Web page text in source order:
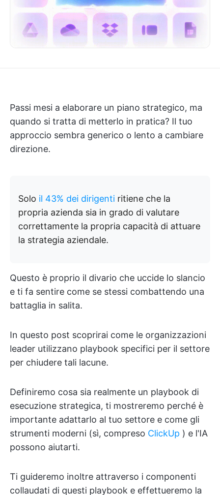
Passi mesi a elaborare un piano strategico, ma
quando si tratta di metterlo in pratica? Il tuo
approccio sembra generico o lento a cambiare
direzione.
Solo il 43% dei dirigenti ritiene che la
propria azienda sia in grado di valutare
correttamente la propria capacità di attuare
la strategia aziendale.
Questo è proprio il divario che uccide lo slancio
e ti fa sentire come se stessi combattendo una
battaglia in salita.
In questo post scoprirai come le organizzazioni
leader utilizzano playbook specifici per il settore
per chiudere tali lacune.
Definiremo cosa sia realmente un playbook di
esecuzione strategica, ti mostreremo perché è
importante adattarlo al tuo settore e come gli
strumenti moderni (sì, compreso ClickUp ) e l'IA
possono aiutarti.
Ti guideremo inoltre attraverso i componenti
collaudati di questi playbook e effettueremo la